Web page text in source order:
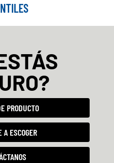
PRODUCTO
A ESCOGER